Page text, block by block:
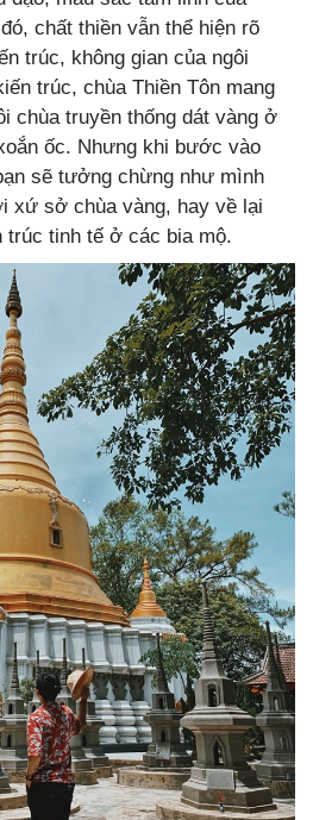
chất thiền vẫn thể hiện rõ
trúc, không gian của ngôi
trúc, chùa Thiền Tôn mang
chùa truyền thống dát vàng ở
ốc. Nhưng khi bước vào
sẽ tưởng chừng như mình
xứ sở chùa vàng, hay về lại
tinh tế ở các bia mộ.